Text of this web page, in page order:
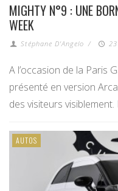
MIGHTY N°9 : UNE
WEEK
Stéphane D'Angelo /
A l’occasion de la Paris
présenté en version
des visiteurs
AUTOS